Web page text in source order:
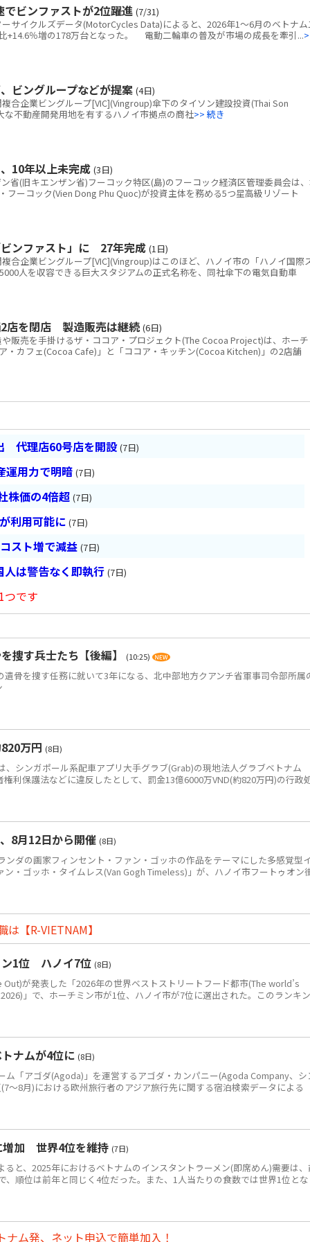
ビンファストが2位躍進 (7/31)
イクルズデータ(MotorCycles Data)によると、2026年1～6月のベトナム
+14.6％増の178万台となった。 電動二輪車の普及が市場の成長を牽引...
ビングループなどが提案 (4日)
企業ビングループ[VIC](Vingroup)傘下のタイソン建設投資(Thai Son
不動産開発用地を有するハノイ市拠点の商社>> 続き
10年以上未完成 (3日)
(旧キエンザン省)フーコック特区(島)のフーコック経済区管理委員会は
フーコック(Vien Dong Phu Quoc)が投資主体を務める5つ星高級リゾート
ンファスト」に 27年完成 (1日)
企業ビングループ[VIC](Vingroup)はこのほど、ハノイ市の「ハノイ国際
人を収容できる巨大スタジアムの正式名称を、同社傘下の電気自動車
店を閉店 製造販売は継続 (6日)
売を手掛けるザ・ココア・プロジェクト(The Cocoa Project)は、ホー
・カフェ(Cocoa Cafe)」と「ココア・キッチン(Cocoa Kitchen)」の2店舗
代理店60号店を開設 (7日)
用力で明暗 (7日)
株価の4倍超 (7日)
利用可能に (7日)
スト増で減益 (7日)
は警告なく即執行 (7日)
つです
捜す兵士たち【後編】 (10:25)
骨を捜す任務に就いて3年になる、北中部地方クアンチ省軍事司令部所属
万円 (8日)
シンガポール系配車アプリ大手グラブ(Grab)の現地法人グラブベトナム
利保護法などに違反したとして、罰金13億6000万VND(約820万円)の行政
8月12日から開催 (8日)
ダの画家フィンセント・ファン・ゴッホの作品をテーマにした多感覚型
ン・ゴッホ・タイムレス(Van Gogh Timeless)」が、ハノイ市フートゥオン
【R-VIETNAM】
ン1位 ハノイ7位 (8日)
が発表した「2026年の世界ベストストリートフード都市(The world’s
」で、ホーチミン市が1位、ハノイ市が7位に選出された。このランキン
ナムが4位に (8日)
「アゴダ(Agoda)」を運営するアゴダ・カンパニー(Agoda Company、シ
～8月)における欧州旅行者のアジア旅行先に関する宿泊検索データによる
増加 世界4位を維持 (7日)
と、2025年におけるベトナムのインスタントラーメン(即席めん)需要は、
、順位は前年と同じく4位だった。また、1人当たりの食数では世界1位と
ム発、ネット申込で簡単加入！